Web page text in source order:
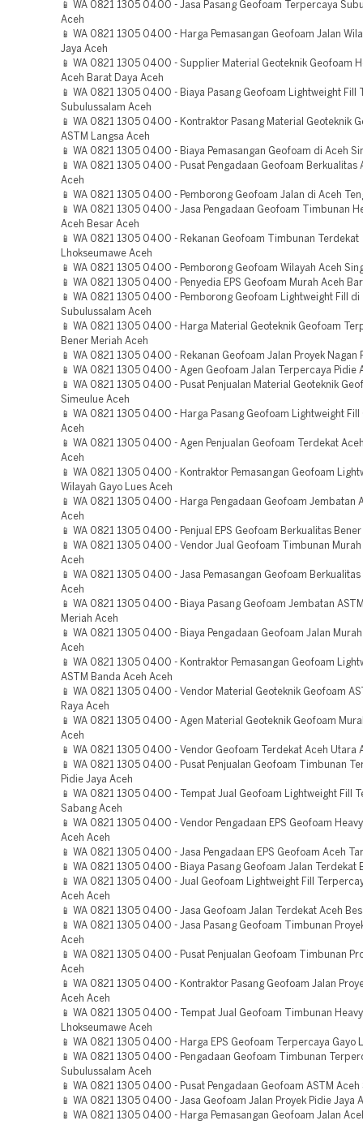
📱 WA 0821 1305 0400 - Jasa Pasang Geofoam Terpercaya
Aceh
📱 WA 0821 1305 0400 - Harga Pemasangan Geofoam Jalan
Jaya Aceh
📱 WA 0821 1305 0400 - Supplier Material Geoteknik Geofoam
Aceh Barat Daya Aceh
📱 WA 0821 1305 0400 - Biaya Pasang Geofoam Lightweight Fill
Subulussalam Aceh
📱 WA 0821 1305 0400 - Kontraktor Pasang Material Geoteknik
ASTM Langsa Aceh
📱 WA 0821 1305 0400 - Biaya Pemasangan Geofoam di Aceh
📱 WA 0821 1305 0400 - Pusat Pengadaan Geofoam Berkualitas
Aceh
📱 WA 0821 1305 0400 - Pemborong Geofoam Jalan di Aceh
📱 WA 0821 1305 0400 - Jasa Pengadaan Geofoam Timbunan
Aceh Besar Aceh
📱 WA 0821 1305 0400 - Rekanan Geofoam Timbunan Terdekat
Lhokseumawe Aceh
📱 WA 0821 1305 0400 - Pemborong Geofoam Wilayah Aceh
📱 WA 0821 1305 0400 - Penyedia EPS Geofoam Murah Aceh
📱 WA 0821 1305 0400 - Pemborong Geofoam Lightweight Fill di
Subulussalam Aceh
📱 WA 0821 1305 0400 - Harga Material Geoteknik Geofoam
Bener Meriah Aceh
📱 WA 0821 1305 0400 - Rekanan Geofoam Jalan Proyek Nagan
📱 WA 0821 1305 0400 - Agen Geofoam Jalan Terpercaya Pidie
📱 WA 0821 1305 0400 - Pusat Penjualan Material Geoteknik
Simeulue Aceh
📱 WA 0821 1305 0400 - Harga Pasang Geofoam Lightweight Fill
Aceh
📱 WA 0821 1305 0400 - Agen Penjualan Geofoam Terdekat
Aceh
📱 WA 0821 1305 0400 - Kontraktor Pemasangan Geofoam
Wilayah Gayo Lues Aceh
📱 WA 0821 1305 0400 - Harga Pengadaan Geofoam Jembatan
Aceh
📱 WA 0821 1305 0400 - Penjual EPS Geofoam Berkualitas
📱 WA 0821 1305 0400 - Vendor Jual Geofoam Timbunan Murah
Aceh
📱 WA 0821 1305 0400 - Jasa Pemasangan Geofoam Berkualitas
Aceh
📱 WA 0821 1305 0400 - Biaya Pasang Geofoam Jembatan
Meriah Aceh
📱 WA 0821 1305 0400 - Biaya Pengadaan Geofoam Jalan
Aceh
📱 WA 0821 1305 0400 - Kontraktor Pemasangan Geofoam
ASTM Banda Aceh Aceh
📱 WA 0821 1305 0400 - Vendor Material Geoteknik Geofoam
Raya Aceh
📱 WA 0821 1305 0400 - Agen Material Geoteknik Geofoam
Aceh
📱 WA 0821 1305 0400 - Vendor Geofoam Terdekat Aceh Utara
📱 WA 0821 1305 0400 - Pusat Penjualan Geofoam Timbunan
Pidie Jaya Aceh
📱 WA 0821 1305 0400 - Tempat Jual Geofoam Lightweight Fill
Sabang Aceh
📱 WA 0821 1305 0400 - Vendor Pengadaan EPS Geofoam
Aceh Aceh
📱 WA 0821 1305 0400 - Jasa Pengadaan EPS Geofoam Aceh
📱 WA 0821 1305 0400 - Biaya Pasang Geofoam Jalan Terdekat
📱 WA 0821 1305 0400 - Jual Geofoam Lightweight Fill
Aceh Aceh
📱 WA 0821 1305 0400 - Jasa Geofoam Jalan Terdekat Aceh
📱 WA 0821 1305 0400 - Jasa Pasang Geofoam Timbunan
Aceh
📱 WA 0821 1305 0400 - Pusat Penjualan Geofoam Timbunan
Aceh
📱 WA 0821 1305 0400 - Kontraktor Pasang Geofoam Jalan
Aceh Aceh
📱 WA 0821 1305 0400 - Tempat Jual Geofoam Timbunan
Lhokseumawe Aceh
📱 WA 0821 1305 0400 - Harga EPS Geofoam Terpercaya Gayo
📱 WA 0821 1305 0400 - Pengadaan Geofoam Timbunan
Subulussalam Aceh
📱 WA 0821 1305 0400 - Pusat Pengadaan Geofoam ASTM Aceh
📱 WA 0821 1305 0400 - Jasa Geofoam Jalan Proyek Pidie Jaya
📱 WA 0821 1305 0400 - Harga Pemasangan Geofoam Jalan